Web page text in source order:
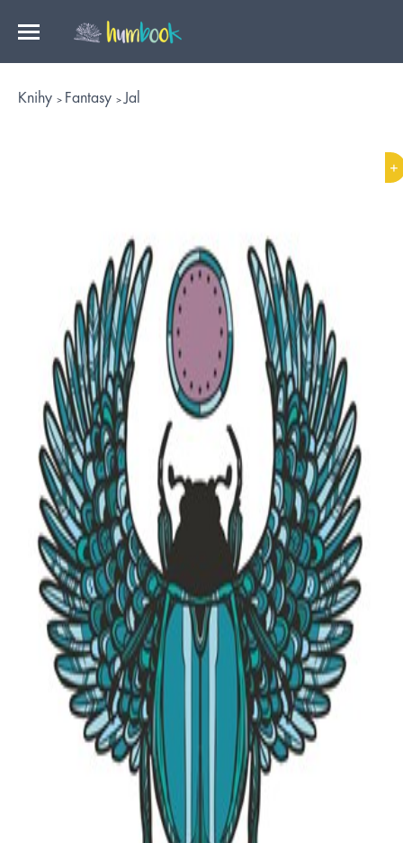
Knihy Fantasy Jal
+